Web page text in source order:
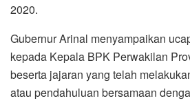
2020.
Gubernur Arinal menyampaikan
kepada Kepala BPK Perwakilan
beserta jajaran yang telah
atau pendahuluan bersamaan